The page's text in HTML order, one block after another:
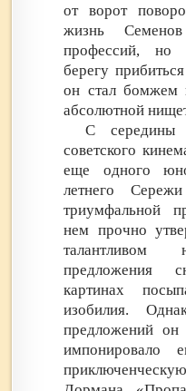
от ворот
жизнь
профессий, но
берегу
он стал
абсолютной
С середины
советского
еще одного
летнего
триумфальной
нем прочно
предложения
картинах
изобилия.
предложений он